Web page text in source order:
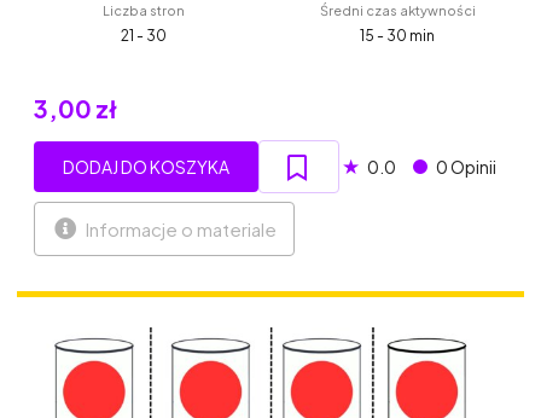
Liczba stron
21 - 30
Średni czas aktywności
15 - 30 min
3,00 zł
DODAJ DO KOSZYKA ★ 0.0 0 Opinii
Informacje o materiale